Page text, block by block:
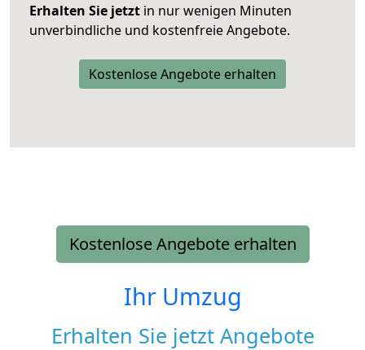
Erhalten Sie jetzt in nur wenigen Minuten
unverbindliche und kostenfreie Angebote.
Kostenlose Angebote erhalten
Kostenlose Angebote erhalten
Ihr Umzug
Erhalten Sie jetzt Angebote